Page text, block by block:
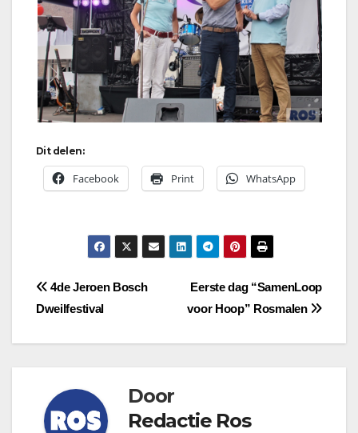
Dit delen:
Facebook Print WhatsApp
Bericht
Eerste dag “SamenLoop
voor Hoop” Rosmalen
4de Jeroen Bosch
Dweilfestival
Door
Redactie Ros